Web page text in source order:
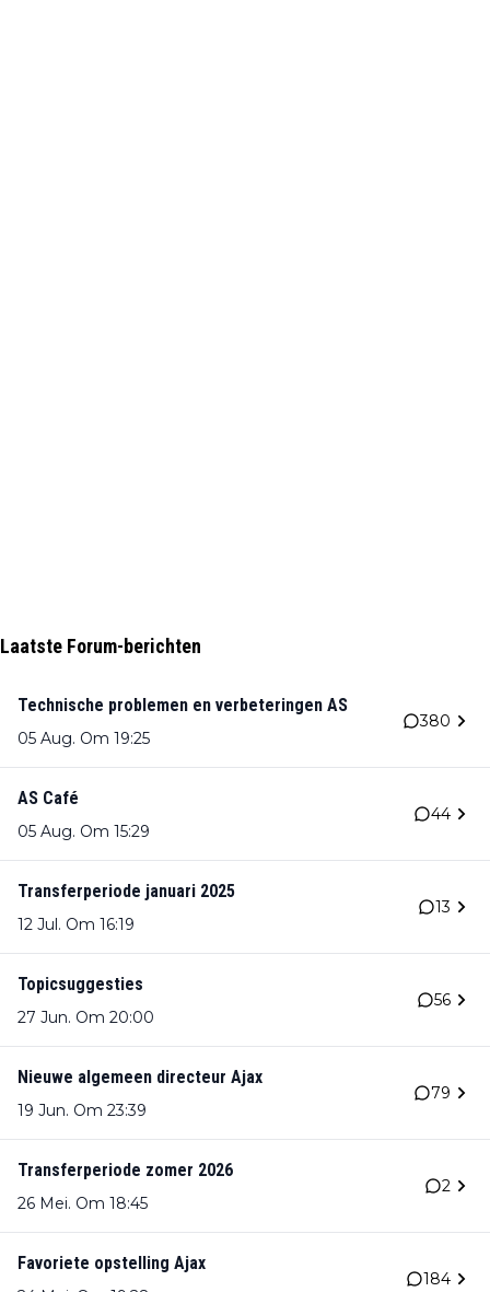
Laatste Forum-berichten
Technische problemen en verbeteringen AS
05 Aug. Om 19:25
380
AS Café
05 Aug. Om 15:29
44
Transferperiode januari 2025
12 Jul. Om 16:19
13
Topicsuggesties
27 Jun. Om 20:00
56
Nieuwe algemeen directeur Ajax
19 Jun. Om 23:39
79
Transferperiode zomer 2026
26 Mei. Om 18:45
2
Favoriete opstelling Ajax
184